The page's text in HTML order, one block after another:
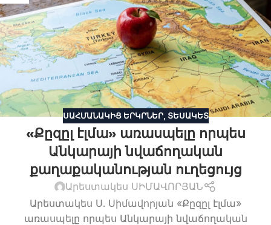
ՍԱՀՄԱՆԱԿԻՑ ԵՐԿՐՆԵՐ, ՏԵՍԱԿԵՏ
«Քըզըլ էլմա» առասպելը որպես
Անկարայի նվաճողական
քաղաքականության ուղեցույց
Արեստակես ՍԻՄԱՎՈՐՅԱՆ
Արեստակես Ս. Սիմավորյան «Քըզըլ էլմա»
առասպելը որպես Անկարայի նվաճողական